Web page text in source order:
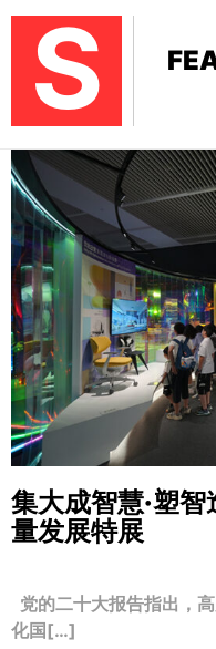
S
集大成智慧·塑智
量发展特展
党的二十大报告指出，
化国[…]